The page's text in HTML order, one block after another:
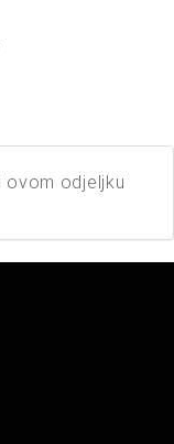
odjeljku